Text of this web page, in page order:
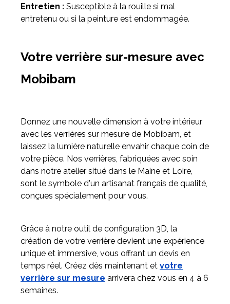
Entretien : Susceptible à la rouille si mal
entretenu ou si la peinture est endommagée.
Votre verrière sur-mesure avec
Mobibam
Donnez une nouvelle dimension à votre intérieur
avec les verrières sur mesure de Mobibam, et
laissez la lumière naturelle envahir chaque coin de
votre pièce. Nos verrières, fabriquées avec soin
dans notre atelier situé dans le Maine et Loire,
sont le symbole d'un artisanat français de qualité,
conçues spécialement pour vous.
Grâce à notre outil de configuration 3D, la
création de votre verrière devient une expérience
unique et immersive, vous offrant un devis en
temps réel. Créez dès maintenant et votre
verrière sur mesure arrivera chez vous en 4 à 6
semaines.